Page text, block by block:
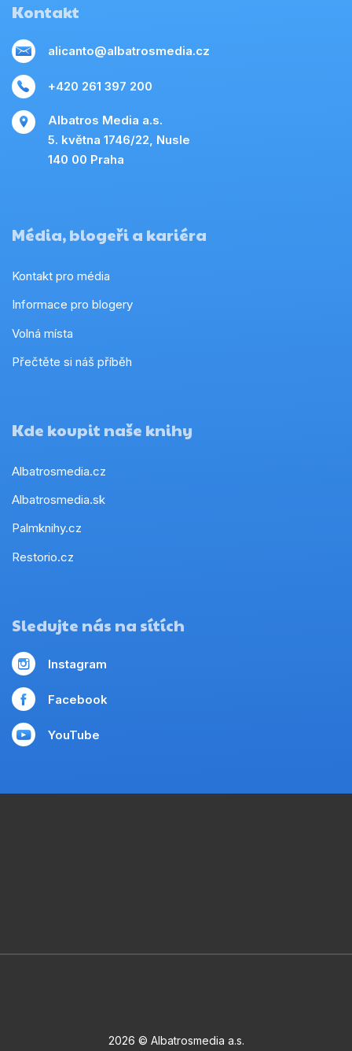
Kontakt
alicanto@albatrosmedia.cz
+420 261 397 200
Albatros Media a.s.
5. května 1746/22, Nusle
140 00 Praha
Média, blogeři a kariéra
Kontakt pro média
Informace pro blogery
Volná místa
Přečtěte si náš příběh
Kde koupit naše knihy
Albatrosmedia.cz
Albatrosmedia.sk
Palmknihy.cz
Restorio.cz
Sledujte nás na sítích
Instagram
Facebook
YouTube
2026 © Albatrosmedia a.s.